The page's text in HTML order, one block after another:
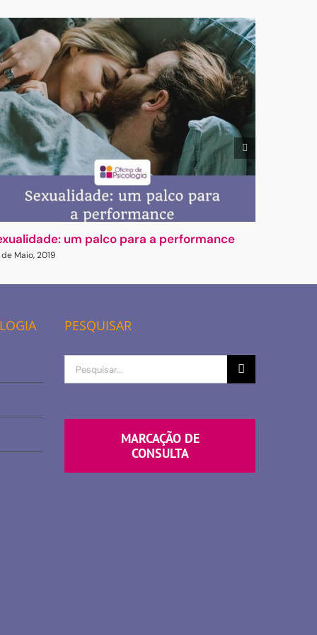
um palco para a performance
Maio, 2019
PESQUISAR
Procurar
por
MARCAÇÃO DE
CONSULTA